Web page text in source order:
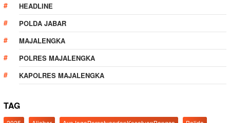
HEADLINE
POLDA JABAR
MAJALENGKA
POLRES MAJALENGKA
KAPOLRES MAJALENGKA
TAG